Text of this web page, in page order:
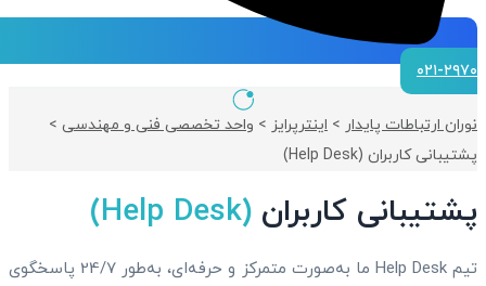
۰۲۱-۲۹۷۰
نوران ارتباطات پایدار>اینترپرایز>واحد تخصصی فنی و مهندسی>
پشتیبانی کاربران (Help Desk)
پشتیبانی کاربران (Help Desk)
تیم Help Desk ما به‌صورت متمرکز و حرفه‌ای، به‌طور 24/7 پاسخگوی